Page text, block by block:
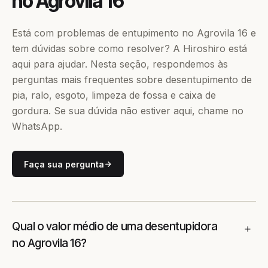
Está com problemas de entupimento no Agrovila 16 e
tem dúvidas sobre como resolver? A Hiroshiro está
aqui para ajudar. Nesta seção, respondemos às
perguntas mais frequentes sobre desentupimento de
pia, ralo, esgoto, limpeza de fossa e caixa de
gordura. Se sua dúvida não estiver aqui, chame no
WhatsApp.
Faça sua pergunta
Qual o valor médio de uma desentupidora
no Agrovila 16?